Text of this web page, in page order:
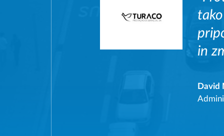
in
David